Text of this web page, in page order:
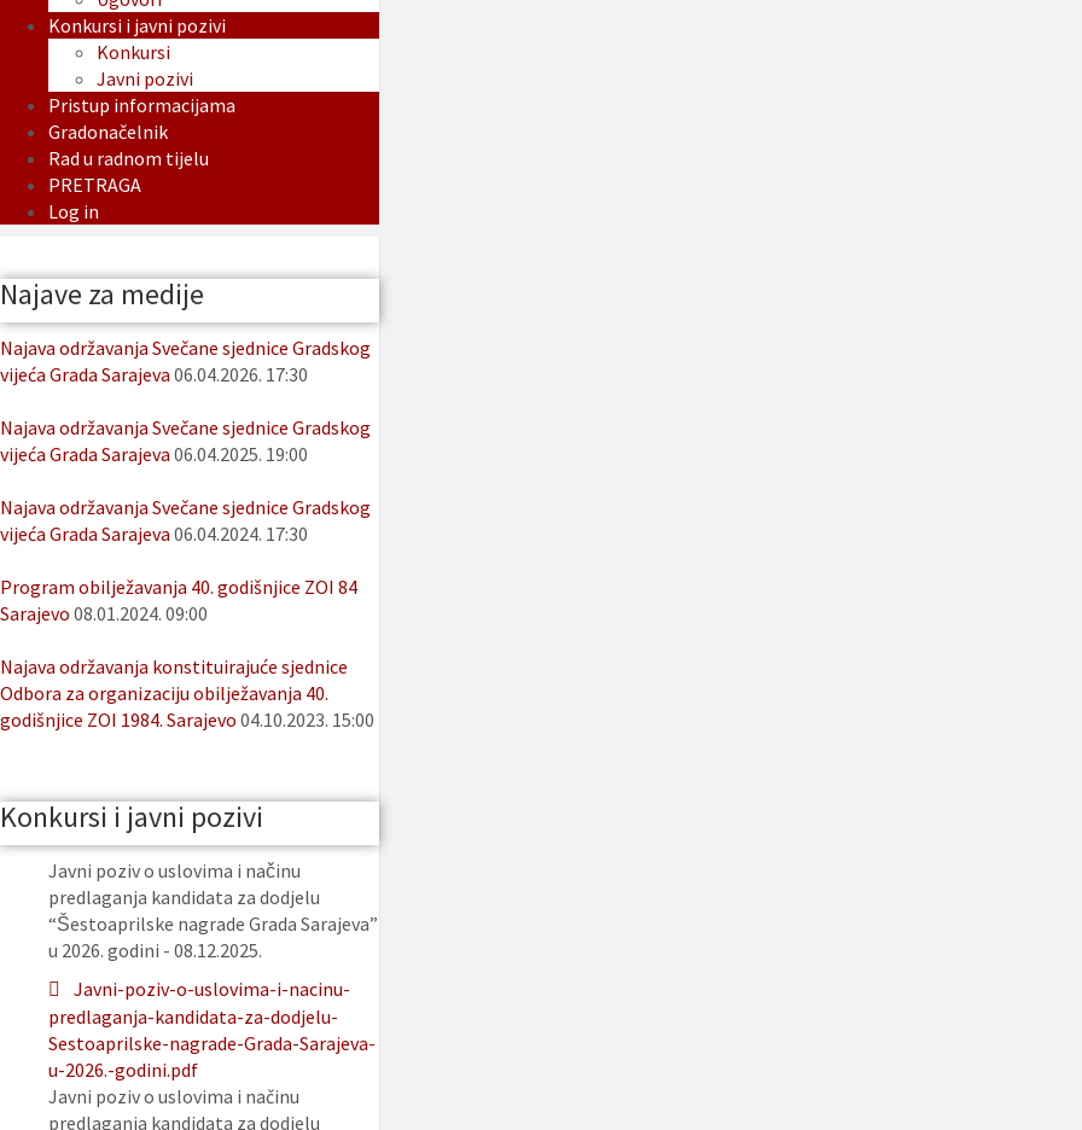
Konkursi i javni pozivi
Konkursi
Javni pozivi
Pristup informacijama
Gradonačelnik
Rad u radnom tijelu
PRETRAGA
Log in
Najave za medije
Najava održavanja Svečane sjednice Gradskog
vijeća Grada Sarajeva 06.04.2026. 17:30
Najava održavanja Svečane sjednice Gradskog
vijeća Grada Sarajeva 06.04.2025. 19:00
Najava održavanja Svečane sjednice Gradskog
vijeća Grada Sarajeva 06.04.2024. 17:30
Program obilježavanja 40. godišnjice ZOI 84
Sarajevo 08.01.2024. 09:00
Najava održavanja konstituirajuće sjednice
Odbora za organizaciju obilježavanja 40.
godišnjice ZOI 1984. Sarajevo 04.10.2023. 15:00
Konkursi i javni pozivi
Javni poziv o uslovima i načinu
predlaganja kandidata za dodjelu
“Šestoaprilske nagrade Grada Sarajeva”
u 2026. godini - 08.12.2025.
Javni-poziv-o-uslovima-i-nacinu-
predlaganja-kandidata-za-dodjelu-
Sestoaprilske-nagrade-Grada-Sarajeva-
u-2026.-godini.pdf
Javni poziv o uslovima i načinu
predlaganja kandidata za dodjelu